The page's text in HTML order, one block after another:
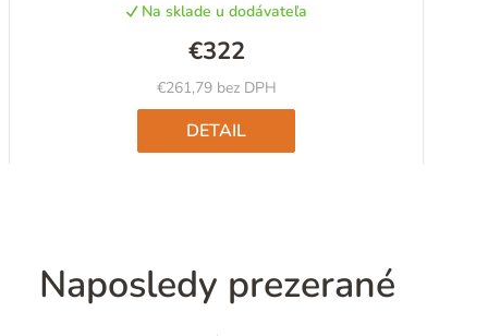
Na sklade u dodávateľa
€261,79 bez DPH
€322
DETAIL
Naposledy prezerané